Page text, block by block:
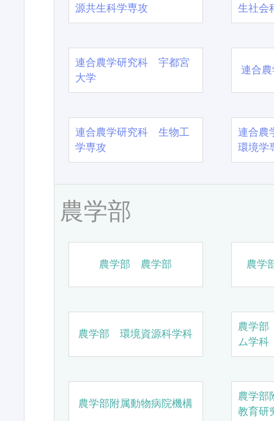
源共生科学専攻
生社会
連合農学研究科 宇都宮
大学
連合
連合農学研究科 生物工
学専攻
連合農
環境学
農学部
農学部 農学部 農学
農学部 環境資源科学科
農学
ム学科
農学部附属動物病院機構
農学部
教育研